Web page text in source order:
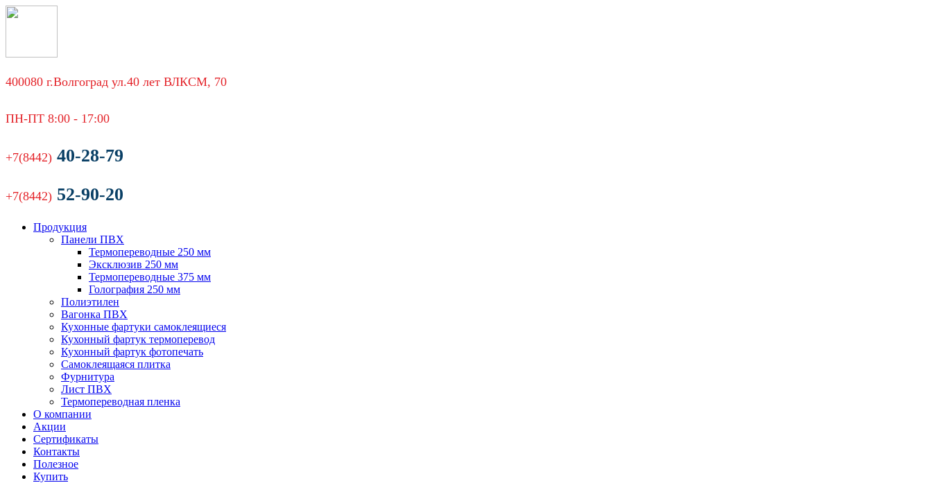
400080 г.Волгоград ул.40 лет ВЛКСМ, 70
ПН-ПТ 8:00 - 17:00
+7(8442) 40-28-79
+7(8442) 52-90-20
Продукция
Панели ПВХ
Термопереводные 250 мм
Эксклюзив 250 мм
Термопереводные 375 мм
Голография 250 мм
Полиэтилен
Вагонка ПВХ
Кухонные фартуки самоклеящиеся
Кухонный фартук термоперевод
Кухонный фартук фотопечать
Самоклеящаяся плитка
Фурнитура
Лист ПВХ
Термопереводная пленка
О компании
Акции
Сертификаты
Контакты
Полезное
Купить